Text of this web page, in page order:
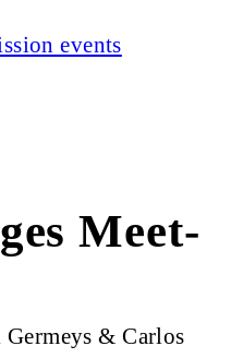
events
Meet-
& Carlos